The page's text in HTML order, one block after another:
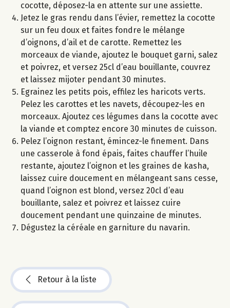
cocotte, déposez-la en attente sur une assiette.
Jetez le gras rendu dans l’évier, remettez la cocotte
sur un feu doux et faites fondre le mélange
d’oignons, d’ail et de carotte. Remettez les
morceaux de viande, ajoutez le bouquet garni, salez
et poivrez, et versez 25cl d’eau bouillante, couvrez
et laissez mijoter pendant 30 minutes.
Egrainez les petits pois, effilez les haricots verts.
Pelez les carottes et les navets, découpez-les en
morceaux. Ajoutez ces légumes dans la cocotte avec
la viande et comptez encore 30 minutes de cuisson.
Pelez l’oignon restant, émincez-le finement. Dans
une casserole à fond épais, faites chauffer l’huile
restante, ajoutez l’oignon et les graines de kasha,
laissez cuire doucement en mélangeant sans cesse,
quand l’oignon est blond, versez 20cl d’eau
bouillante, salez et poivrez et laissez cuire
doucement pendant une quinzaine de minutes.
Dégustez la céréale en garniture du navarin.
Retour à la liste